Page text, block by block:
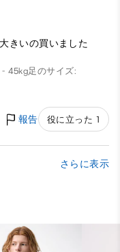
きいの買いました
- 45kg足のサイズ:
報告 役に立った 1
さらに表示